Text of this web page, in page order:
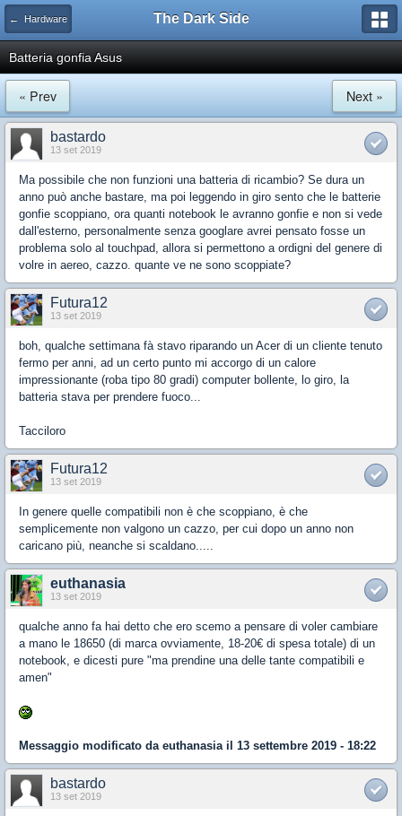
← Hardware The Dark Side
Batteria gonfia Asus
« Prev Next »
bastardo
13 set 2019
Ma possibile che non funzioni una batteria di ricambio? Se dura un
anno può anche bastare, ma poi leggendo in giro sento che le batterie
gonfie scoppiano, ora quanti notebook le avranno gonfie e non si vede
dall'esterno, personalmente senza googlare avrei pensato fosse un
problema solo al touchpad, allora si permettono a ordigni del genere di
volre in aereo, cazzo. quante ve ne sono scoppiate?
Futura12
13 set 2019
boh, qualche settimana fà stavo riparando un Acer di un cliente tenuto
fermo per anni, ad un certo punto mi accorgo di un calore
impressionante (roba tipo 80 gradi) computer bollente, lo giro, la
batteria stava per prendere fuoco...
Tacciloro
Futura12
13 set 2019
In genere quelle compatibili non è che scoppiano, è che
semplicemente non valgono un cazzo, per cui dopo un anno non
caricano più, neanche si scaldano.....
euthanasia
13 set 2019
qualche anno fa hai detto che ero scemo a pensare di voler cambiare
a mano le 18650 (di marca ovviamente, 18-20€ di spesa totale) di un
notebook, e dicesti pure "ma prendine una delle tante compatibili e
amen"
Messaggio modificato da euthanasiail 13 settembre 2019 - 18:22
bastardo
13 set 2019